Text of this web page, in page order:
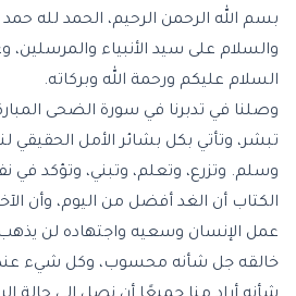
بسم الله الرحمن الرحيم، الحمد لله
والسلام على سيد الأنبياء
السلام عليكم ورحمة الله وبركاته.
وصلنا في تدبرنا في سورة الضحى
تبشر، وتأتي بكل بشائر الأمل الحقيقي
وسلم. وتزرع، وتعلم، وتبني، وتؤكد
الكتاب أن الغد أفضل من اليوم، وأن
عمل الإنسان وسعيه واجتهاده لن
خالقه جل شأنه محسوب، وكل شيء عنده